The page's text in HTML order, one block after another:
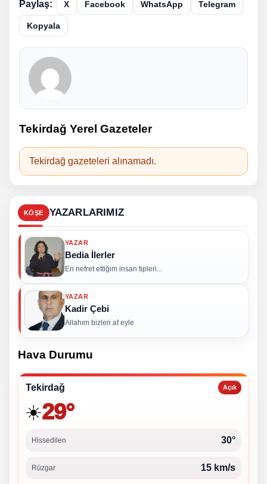
Paylaş: X Facebook WhatsApp Telegram
Kopyala
Tekirdağ Yerel Gazeteler
Tekirdağ gazeteleri alınamadı.
KÖŞE YAZARLARIMIZ
YAZAR
Bedia İlerler
En nefret ettiğim insan tipleri...
YAZAR
Kadir Çebi
Allahım bizleri af eyle
Hava Durumu
Tekirdağ Açık
☀️29°
Hissedilen 30°
Rüzgar 15 km/s